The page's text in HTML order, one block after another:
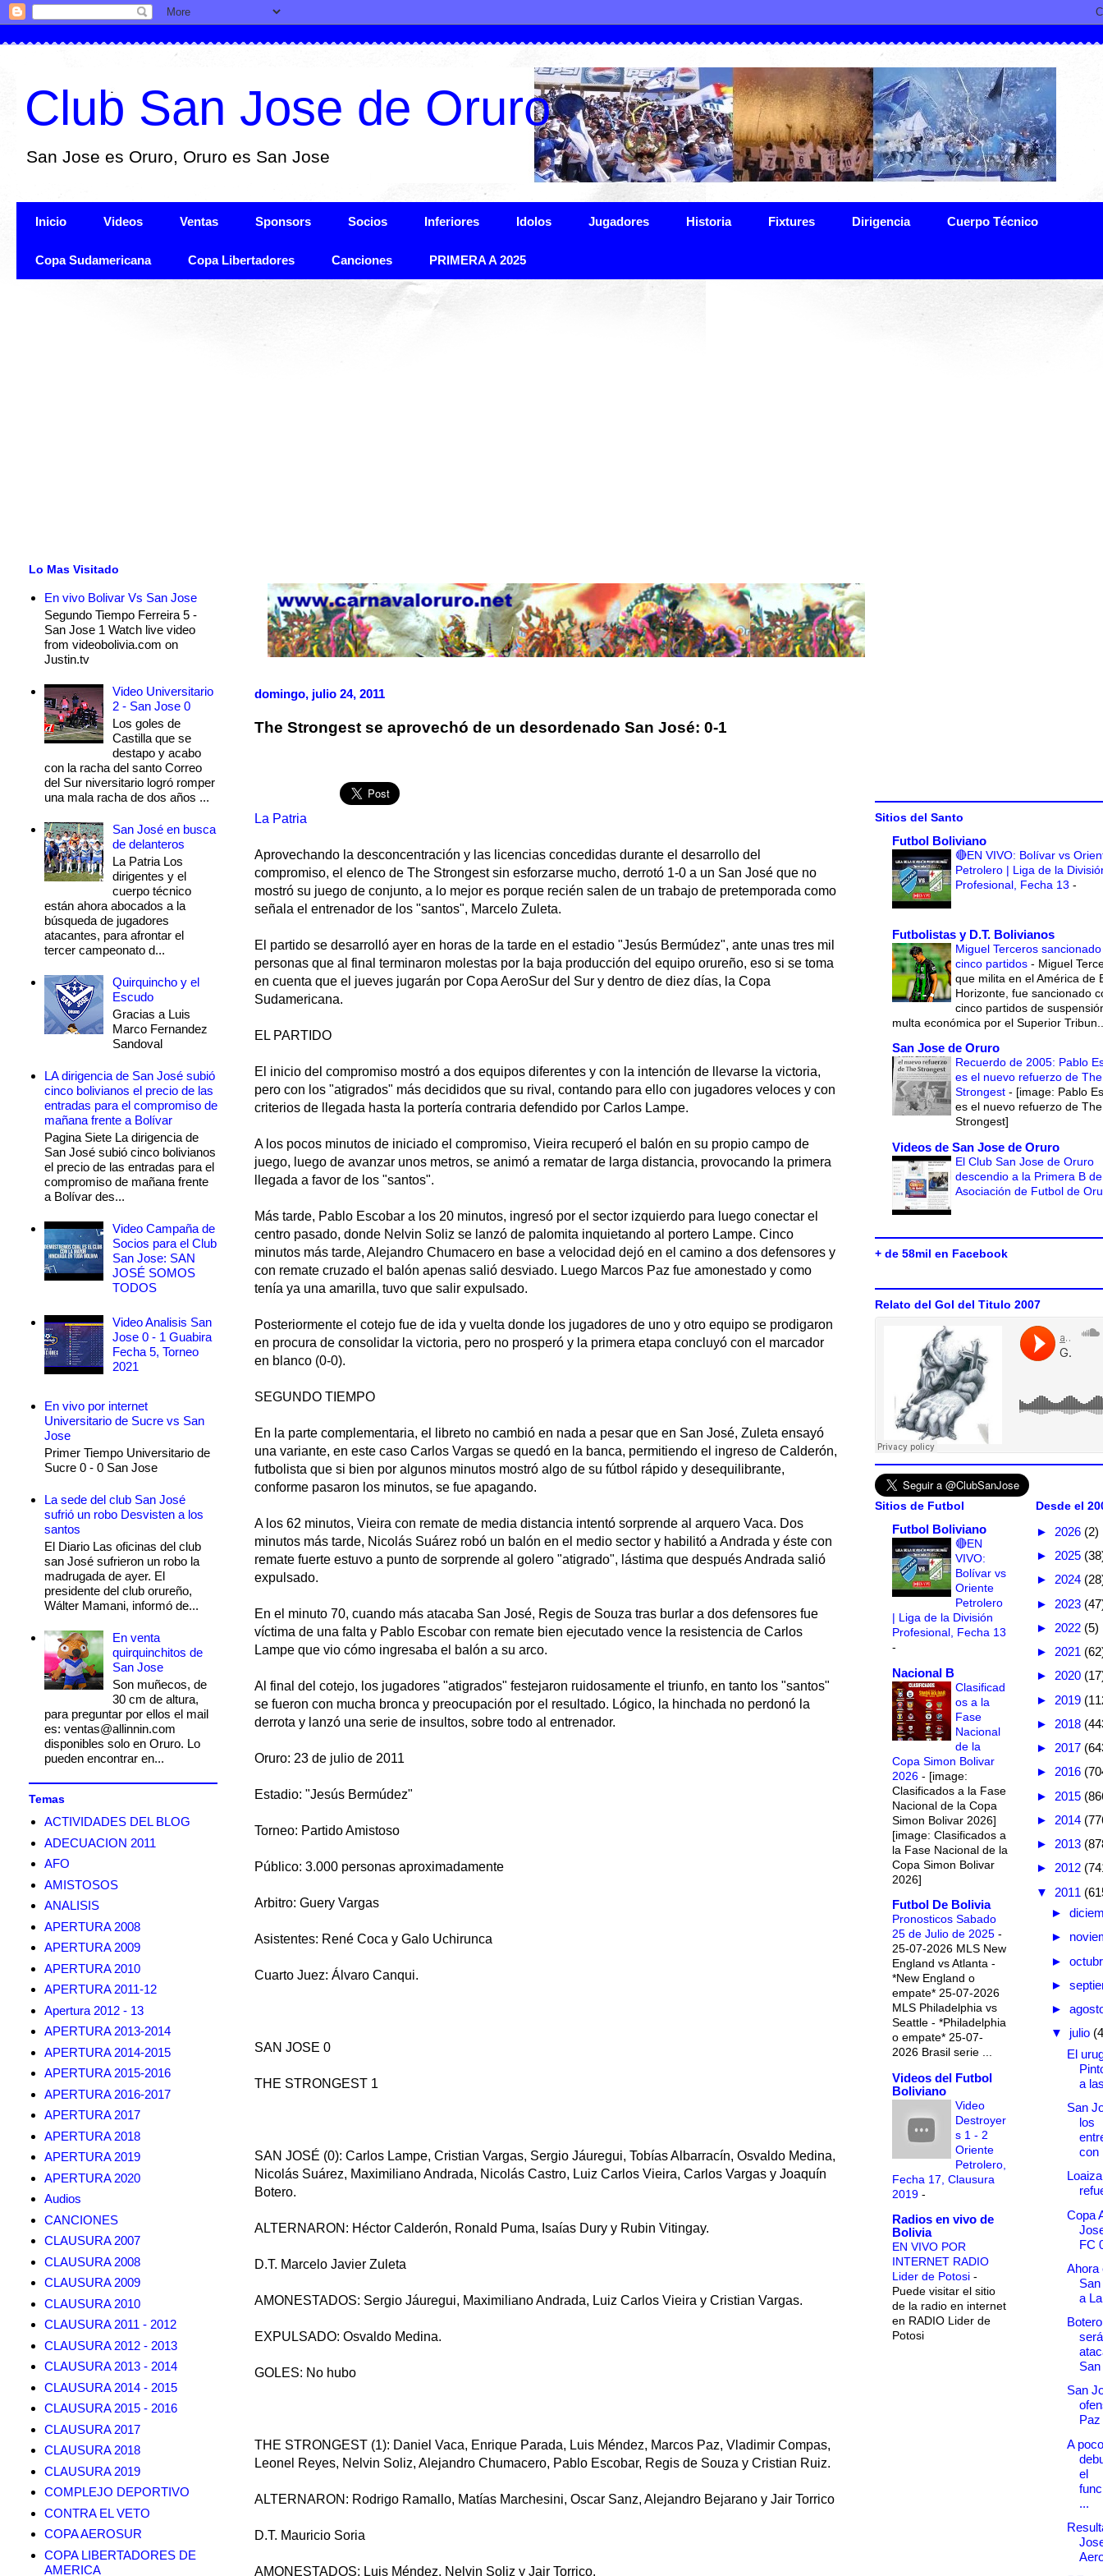
Club San Jose de Oruro
San Jose es Oruro, Oruro es San Jose
Inicio Videos Ventas Sponsors Socios Inferiores Idolos Jugadores Historia Fixtures Dirigencia Cuerpo Técnico
Copa Sudamericana Copa Libertadores Canciones PRIMERA A 2025
domingo, julio 24, 2011
The Strongest se aprovechó de un desordenado San José: 0-1
La Patria
Aprovechando la desconcentración y las licencias concedidas durante el desarrollo del
compromiso, el elenco de The Strongest sin esforzarse mucho, derrotó 1-0 a un San José que no
mostró su juego de conjunto, a lo mejor es porque recién salen de un trabajo de pretemporada como
señala el entrenador de los "santos", Marcelo Zuleta.
El partido se desarrolló ayer en horas de la tarde en el estadio "Jesús Bermúdez", ante unas tres mil
personas que al final terminaron molestas por la baja producción del equipo orureño, eso si se toma
en cuenta que el jueves jugarán por Copa AeroSur del Sur y dentro de diez días, la Copa
Sudamericana.
EL PARTIDO
El inicio del compromiso mostró a dos equipos diferentes y con la intención de llevarse la victoria,
pero con los "atigrados" más decididos que su rival, contando para ello con jugadores veloces y con
criterios de llegada hasta la portería contraria defendido por Carlos Lampe.
A los pocos minutos de iniciado el compromiso, Vieira recuperó el balón en su propio campo de
juego, luego de avanzar unos metros, se animó a rematar de larga distancia, provocando la primera
llegada a favor de los "santos".
Más tarde, Pablo Escobar a los 20 minutos, ingresó por el sector izquierdo para luego conectar el
centro pasado, donde Nelvin Soliz se lanzó de palomita inquietando al portero Lampe. Cinco
minutos más tarde, Alejandro Chumacero en base a velocidad dejó en el camino a dos defensores y
con remate cruzado el balón apenas salió desviado. Luego Marcos Paz fue amonestado y como
tenía ya una amarilla, tuvo que salir expulsado.
Posteriormente el cotejo fue de ida y vuelta donde los jugadores de uno y otro equipo se prodigaron
en procura de consolidar la victoria, pero no prosperó y la primera etapa concluyó con el marcador
en blanco (0-0).
SEGUNDO TIEMPO
En la parte complementaria, el libreto no cambió en nada a pesar que en San José, Zuleta ensayó
una variante, en este caso Carlos Vargas se quedó en la banca, permitiendo el ingreso de Calderón,
futbolista que si bien por algunos minutos mostró algo de su fútbol rápido y desequilibrante,
conforme pasaron los minutos, se fue apagando.
A los 62 minutos, Vieira con remate de media distancia intentó sorprende al arquero Vaca. Dos
minutos más tarde, Nicolás Suárez robó un balón en el medio sector y habilitó a Andrada y éste con
remate fuerte estuvo a punto de sorprende al golero "atigrado", lástima que después Andrada salió
expulsado.
En el minuto 70, cuando más atacaba San José, Regis de Souza tras burlar a dos defensores fue
víctima de una falta y Pablo Escobar con remate bien ejecutado vence la resistencia de Carlos
Lampe que vio cómo ingresaba el balón a su arco.
Al final del cotejo, los jugadores "atigrados" festejaron ruidosamente el triunfo, en tanto los "santos"
se fueron con mucha bronca y preocupación por el resultado. Lógico, la hinchada no perdonó la
derrota y lanzó una serie de insultos, sobre todo al entrenador.
Oruro: 23 de julio de 2011
Estadio: "Jesús Bermúdez"
Torneo: Partido Amistoso
Público: 3.000 personas aproximadamente
Arbitro: Guery Vargas
Asistentes: René Coca y Galo Uchirunca
Cuarto Juez: Álvaro Canqui.
SAN JOSE 0
THE STRONGEST 1
SAN JOSÉ (0): Carlos Lampe, Cristian Vargas, Sergio Jáuregui, Tobías Albarracín, Osvaldo Medina,
Nicolás Suárez, Maximiliano Andrada, Nicolás Castro, Luiz Carlos Vieira, Carlos Vargas y Joaquín
Botero.
ALTERNARON: Héctor Calderón, Ronald Puma, Isaías Dury y Rubin Vitingay.
D.T. Marcelo Javier Zuleta
AMONESTADOS: Sergio Jáuregui, Maximiliano Andrada, Luiz Carlos Vieira y Cristian Vargas.
EXPULSADO: Osvaldo Medina.
GOLES: No hubo
THE STRONGEST (1): Daniel Vaca, Enrique Parada, Luis Méndez, Marcos Paz, Vladimir Compas,
Leonel Reyes, Nelvin Soliz, Alejandro Chumacero, Pablo Escobar, Regis de Souza y Cristian Ruiz.
ALTERNARON: Rodrigo Ramallo, Matías Marchesini, Oscar Sanz, Alejandro Bejarano y Jair Torrico
D.T. Mauricio Soria
AMONESTADOS: Luis Méndez, Nelvin Soliz y Jair Torrico.
Lo Mas Visitado
En vivo Bolivar Vs San Jose
Segundo Tiempo Ferreira 5 -
San Jose 1 Watch live video
from videobolivia.com on
Justin.tv
Video Universitario
2 - San Jose 0
Los goles de
Castilla que se
destapo y acabo
con la racha del santo Correo
del Sur niversitario logró romper
una mala racha de dos años ...
San José en busca
de delanteros
La Patria Los
dirigentes y el
cuerpo técnico
están ahora abocados a la
búsqueda de jugadores
atacantes, para afrontar el
tercer campeonato d...
Quirquincho y el
Escudo
Gracias a Luis
Marco Fernandez
Sandoval
LA dirigencia de San José subió
cinco bolivianos el precio de las
entradas para el compromiso de
mañana frente a Bolívar
Pagina Siete La dirigencia de
San José subió cinco bolivianos
el precio de las entradas para el
compromiso de mañana frente
a Bolívar des...
Video Campaña de
Socios para el Club
San Jose: SAN
JOSÉ SOMOS
TODOS
Video Analisis San
Jose 0 - 1 Guabira
Fecha 5, Torneo
2021
En vivo por internet
Universitario de Sucre vs San
Jose
Primer Tiempo Universitario de
Sucre 0 - 0 San Jose
La sede del club San José
sufrió un robo Desvisten a los
santos
El Diario Las oficinas del club
san José sufrieron un robo la
madrugada de ayer. El
presidente del club orureño,
Wálter Mamani, informó de...
En venta
quirquinchitos de
San Jose
Son muñecos, de
30 cm de altura,
para preguntar por ellos el mail
es: ventas@allinnin.com
disponibles solo en Oruro. Lo
pueden encontrar en...
Temas
ACTIVIDADES DEL BLOG
ADECUACION 2011
AFO
AMISTOSOS
ANALISIS
APERTURA 2008
APERTURA 2009
APERTURA 2010
APERTURA 2011-12
Apertura 2012 - 13
APERTURA 2013-2014
APERTURA 2014-2015
APERTURA 2015-2016
APERTURA 2016-2017
APERTURA 2017
APERTURA 2018
APERTURA 2019
APERTURA 2020
Audios
CANCIONES
CLAUSURA 2007
CLAUSURA 2008
CLAUSURA 2009
CLAUSURA 2010
CLAUSURA 2011 - 2012
CLAUSURA 2012 - 2013
CLAUSURA 2013 - 2014
CLAUSURA 2014 - 2015
CLAUSURA 2015 - 2016
CLAUSURA 2017
CLAUSURA 2018
CLAUSURA 2019
COMPLEJO DEPORTIVO
CONTRA EL VETO
COPA AEROSUR
COPA LIBERTADORES DE
AMERICA
Sitios del Santo
Futbol Boliviano
🔴EN VIVO: Bolívar vs
Petrolero | Liga de la
Profesional, Fecha 13 -
Futbolistas y D.T. Bolivianos
Miguel Terceros
cinco partidos - Miguel
que milita en el América de
Horizonte, fue sancionado
cinco partidos de
multa económica por el Superior
San Jose de Oruro
Recuerdo de 2005: Pablo
es el nuevo refuerzo de The
Strongest - [image: Pablo
es el nuevo refuerzo de The
Strongest]
Videos de San Jose de Oruro
El Club San Jose de Oruro
descendio a la Primera B
Asociación de Futbol de
+ de 58mil en Facebook
Relato del Gol del Titulo 2007
Sitios de Futbol
Futbol Boliviano
🔴EN
VIVO:
Bolívar vs
Oriente
Petrolero
| Liga de la División
Profesional, Fecha 13
-
Nacional B
Clasificad
os a la
Fase
Nacional
de la
Copa Simon Bolivar
2026 - [image:
Clasificados a la Fase
Nacional de la Copa
Simon Bolivar 2026]
[image: Clasificados a
la Fase Nacional de la
Copa Simon Bolivar
2026]
Futbol De Bolivia
Pronosticos Sabado
25 de Julio de 2025 -
25-07-2026 MLS New
England vs Atlanta -
*New England o
empate* 25-07-2026
MLS Philadelphia vs
Seattle - *Philadelphia
o empate* 25-07-
2026 Brasil serie ...
Videos del Futbol
Boliviano
Video
Destroyer
s 1 - 2
Oriente
Petrolero,
Fecha 17, Clausura
2019 -
Radios en vivo de
Bolivia
EN VIVO POR
INTERNET RADIO
Lider de Potosi -
Puede visitar el sitio
de la radio en internet
en RADIO Lider de
Potosi
Desde el
► 2026 (2)
► 2025
► 2024
► 2023
► 2022 (5)
► 2021
► 2020
► 2019
► 2018
► 2017
► 2016
► 2015
► 2014
► 2013
► 2012
▼ 2011
►
►
►
►
►
▼ julio
El
a
San
los
con
Copa
FC
Ahora
a
San
Paz
A
el
...